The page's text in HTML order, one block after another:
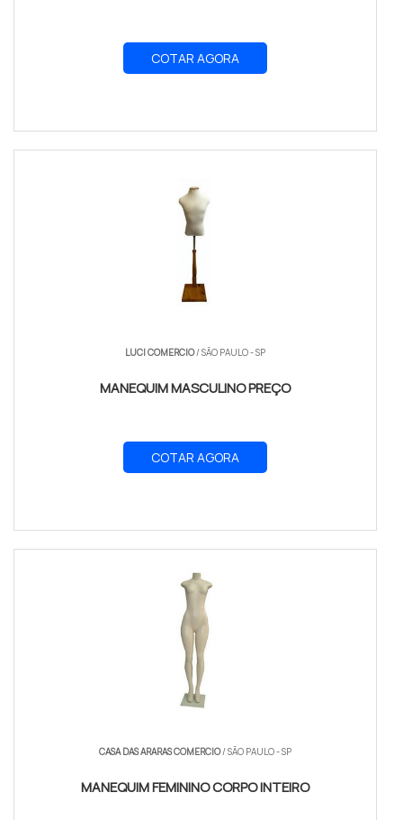
COTAR AGORA
LUCI COMERCIO/ SÃO PAULO - SP
MANEQUIM MASCULINO PREÇO
COTAR AGORA
CASA DAS ARARAS COMERCIO/ SÃO PAULO - SP
MANEQUIM FEMININO CORPO INTEIRO